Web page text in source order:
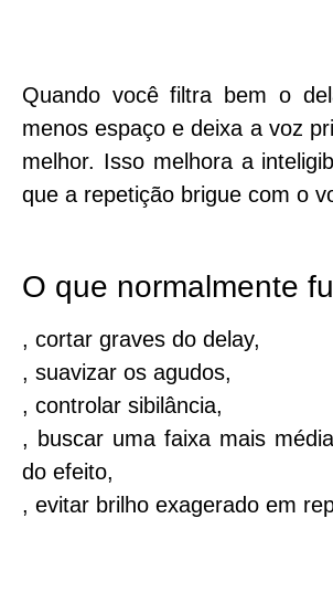
Quando você filtra bem o
menos espaço e deixa a voz
melhor. Isso melhora a
que a repetição brigue com o
O que normalmente
, cortar graves do delay,
, suavizar os agudos,
, controlar sibilância,
, buscar uma faixa mais
do efeito,
, evitar brilho exagerado em